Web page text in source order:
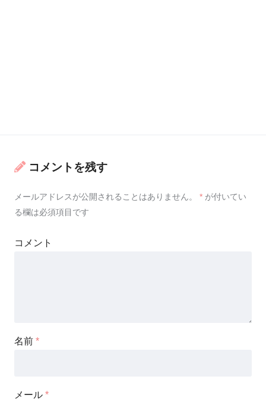
コメントを残す
メールアドレスが公開されることはありません。 * が付いてい
る欄は必須項目です
コメント
名前 *
メール *